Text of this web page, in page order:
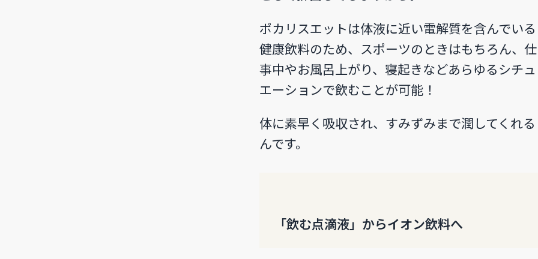
ポカリスエットは体液に近い電解質を含んでいる
健康飲料のため、スポーツのときはもちろん、仕
事中やお風呂上がり、寝起きなどあらゆるシチュ
エーションで飲むことが可能！
体に素早く吸収され、すみずみまで潤してくれる
んです。
「飲む点滴液」からイオン飲料へ